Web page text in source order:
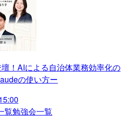
壇！AIによる自治体業務効率化の
の使い方ー
覧勉強会一覧